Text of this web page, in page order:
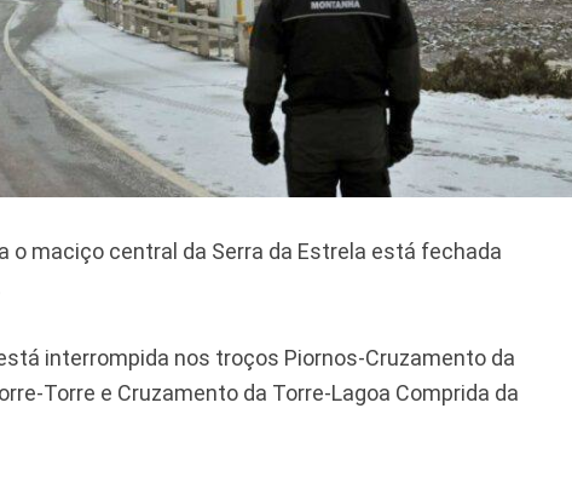
o maciço central da Serra da Estrela está fechada
interrompida nos troços Piornos-Cruzamento da
Torre e Cruzamento da Torre-Lagoa Comprida da